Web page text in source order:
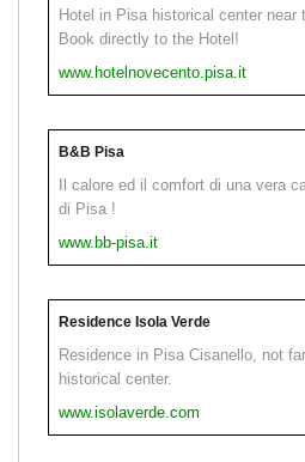
Hotel in Pisa historical center near
Book directly to the Hotel!
www.hotelnovecento.pisa.it
B&B Pisa
Il calore ed il comfort di una vera
di Pisa !
www.bb-pisa.it
Residence Isola Verde
Residence in Pisa Cisanello, not
historical center.
www.isolaverde.com